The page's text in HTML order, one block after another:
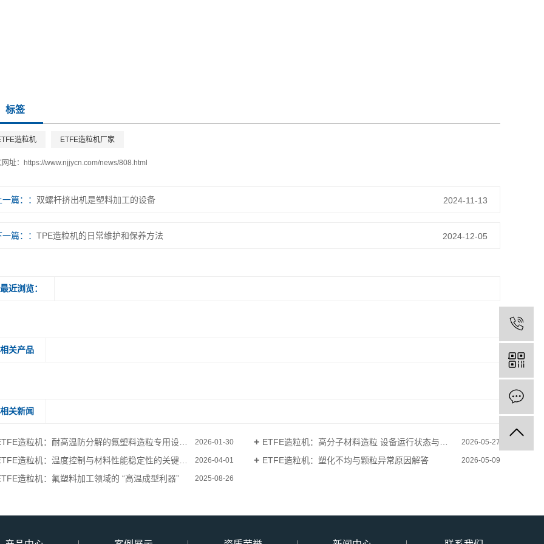
标签
造粒机 ETFE造粒机厂家
址： https://www.njjycn.com/news/808.html
篇： 双螺杆挤出机是塑料加工的设备 2024-11-13
篇： TPE造粒机的日常维护和保养方法 2024-12-05
最近浏览：
相关产品
相关新闻
造粒机：耐高温防分解的氟塑料造粒专用设备解析 2026-01-30 ETFE造粒机：高分子材料造粒 设备运行状态与维护 2026-05-27
造粒机：温度控制与材料性能稳定性的关键要点 2026-04-01 ETFE造粒机：塑化不均与颗粒异常原因解答 2026-05-09
造粒机：氟塑料加工领域的 “高温成型利器” 2025-08-26